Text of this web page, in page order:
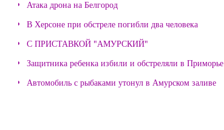
Атака дрона на Белгород
В Херсоне при обстреле погибли два человека
С ПРИСТАВКОЙ "АМУРСКИЙ"
Защитника ребенка избили и обстреляли в Приморье
Автомобиль с рыбаками утонул в Амурском заливе